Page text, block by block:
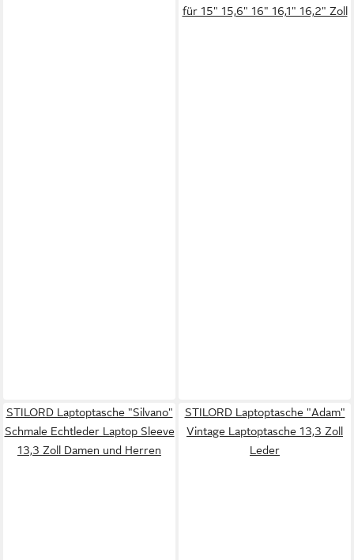
für 15" 15,6" 16" 16,1" 16,2" Zoll
STILORD Laptoptasche "Silvano"
Schmale Echtleder Laptop Sleeve
13,3 Zoll Damen und Herren
STILORD Laptoptasche "Adam"
Vintage Laptoptasche 13,3 Zoll
Leder